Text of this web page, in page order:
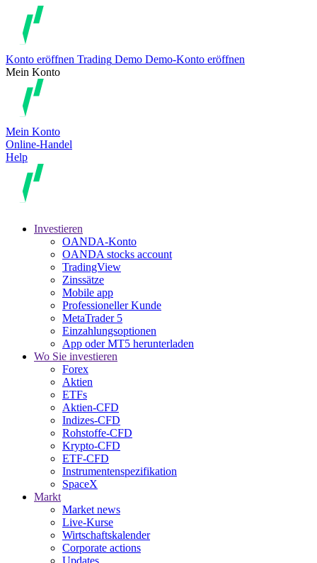
Konto eröffnen Trading Demo Demo-Konto eröffnen
Mein Konto
Mein Konto
Online-Handel
Help
Investieren
OANDA-Konto
OANDA stocks account
TradingView
Zinssätze
Mobile app
Professioneller Kunde
MetaTrader 5
Einzahlungsoptionen
App oder MT5 herunterladen
Wo Sie investieren
Forex
Aktien
ETFs
Aktien-CFD
Indizes-CFD
Rohstoffe-CFD
Krypto-CFD
ETF-CFD
Instrumentenspezifikation
SpaceX
Markt
Market news
Live-Kurse
Wirtschaftskalender
Corporate actions
Updates